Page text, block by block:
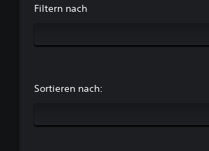
Filtern nach
Sortieren nach: